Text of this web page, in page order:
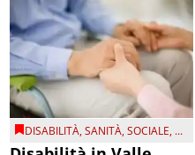
DISABILITÀ,SANITÀ,SOCIALE, ...